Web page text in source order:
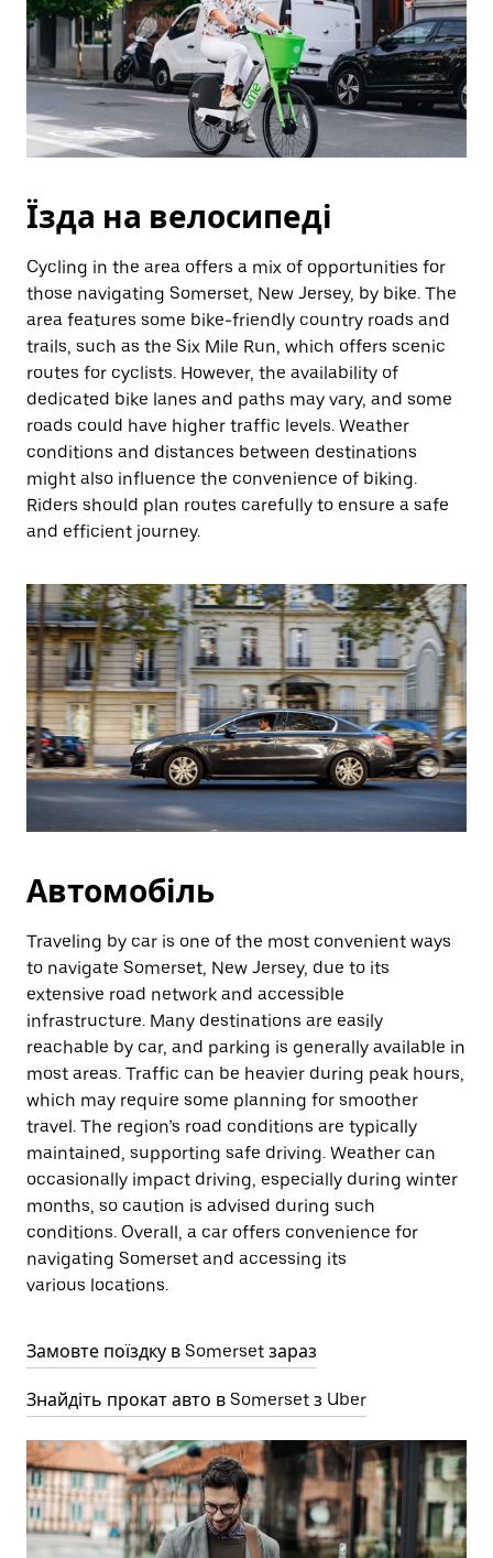
Їзда на велосипеді
Cycling in the area offers a mix of opportunities for
those navigating Somerset, New Jersey, by bike. The
area features some bike-friendly country roads and
trails, such as the Six Mile Run, which offers scenic
routes for cyclists. However, the availability of
dedicated bike lanes and paths may vary, and some
roads could have higher traffic levels. Weather
conditions and distances between destinations
might also influence the convenience of biking.
Riders should plan routes carefully to ensure a safe
and efficient journey.
Автомобіль
Traveling by car is one of the most convenient ways
to navigate Somerset, New Jersey, due to its
extensive road network and accessible
infrastructure. Many destinations are easily
reachable by car, and parking is generally available in
most areas. Traffic can be heavier during peak hours,
which may require some planning for smoother
travel. The region’s road conditions are typically
maintained, supporting safe driving. Weather can
occasionally impact driving, especially during winter
months, so caution is advised during such
conditions. Overall, a car offers convenience for
navigating Somerset and accessing its
various locations.
Замовте поїздку в Somerset зараз
Знайдіть прокат авто в Somerset з Uber